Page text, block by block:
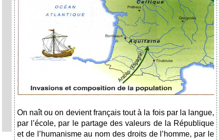
On naît ou on devient français tout à la fois par la langue,
par l’école, par le partage des valeurs de la République
et de l’humanisme au nom des droits de l’homme, par le